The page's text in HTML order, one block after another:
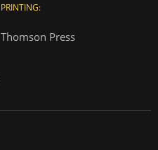
PRINTING:
Thomson Press